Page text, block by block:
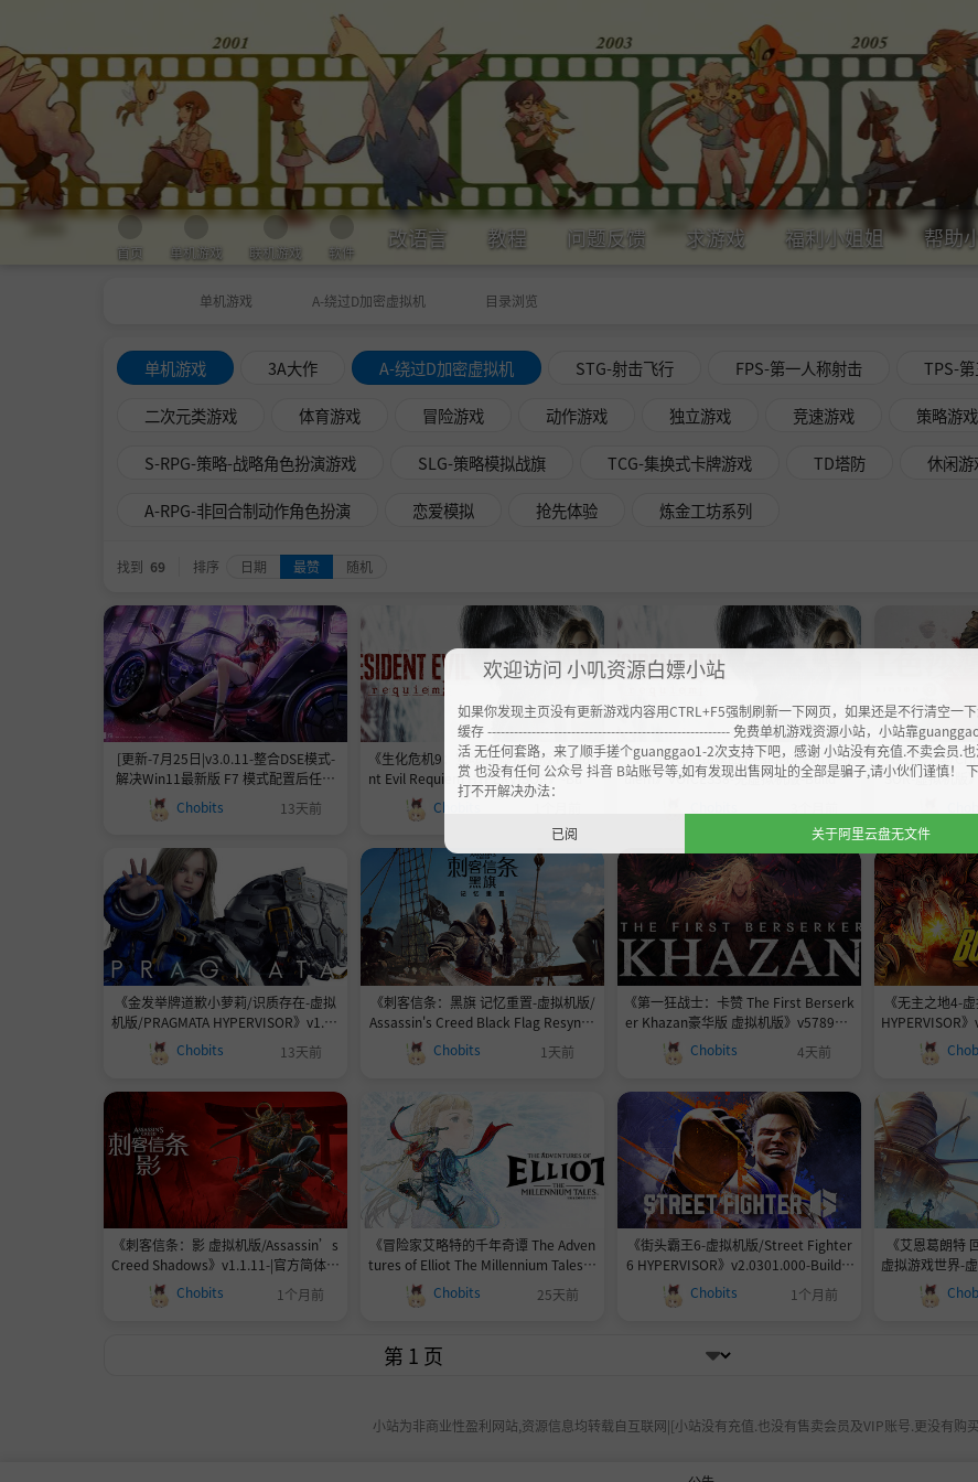
首页 单机游戏 联机游戏 软件
改语言 教程 问题反馈 求游戏 福利小姐姐 帮助
单机游戏 A-绕过D加密虚拟机 目录浏览
单机游戏 3A大作 A-绕过D加密虚拟机 STG-射击飞行 FPS-第一人称射击 TPS-
二次元类游戏 体育游戏 冒险游戏 动作游戏 独立游戏 竞速游戏 策略游戏
S-RPG-策略-战略角色扮演游戏 SLG-策略模拟战旗 TCG-集换式卡牌游戏 TD塔防 休闲游
A-RPG-非回合制动作角色扮演 恋爱模拟 抢先体验 炼金工坊系列
找到 69 排序 日期 最赞 随机
[更新-7月25日|v3.0.11-整合DSE模式-
解决Win11最新版 F7 模式配置后任然
无法进游戏的问题|安全注意事项！！
Chobits 13天前
《生化危机9：安魂曲-虚拟机版 Reside
nt Evil Requiem HYPERVISOR》-Build
23634047正式豪华版|官中免安装-简
Chobits
《生化危机9镇魂曲 Resident Evil Req
uiem》VOICES38-免虚拟机版-Build 22
GB
《红色沙漠/
SOR-虚拟机版
《金发举牌道歉小萝莉/识质存在-虚拟
机版/PRAGMATA HYPERVISOR》v1.22
0-Build 23443442|官方简体中文|支持
键盘.鼠标.手柄34.4GB
Chobits 13天前
《刺客信条：黑旗 记忆重置-虚拟机版/
Assassin's Creed Black Flag Resynce
d HYPERVISOR》v1.0.6-官中免安装-简
中66.08GB
Chobits 1天前
《第一狂战士：卡赞 The First Berserk
er Khazan豪华版 虚拟机版》v578945-
Build 24447756Build.20942690|虚拟
机版|官中免安装-简中52.89GB
Chobits 4天前
《无主之地4-
HYPERVISOR
整合全DLC|官
标.
《刺客信条：影 虚拟机版/Assassin’s
Creed Shadows》v1.1.11-|官方简体中
文|支持键盘.鼠标.手柄167GB
Chobits 1个月前
《冒险家艾略特的千年奇谭 The Adven
tures of Elliot The Millennium Tales》
v1.1.0-Build 24103039官中免安装-简
中17.35GB
Chobits 25天前
《街头霸王6-虚拟机版/Street Fighter
6 HYPERVISOR》v2.0301.000-Build 2
3395122|官方简体中文|支持键盘.鼠标.
手柄|容量103GB
Chobits 1个月前
《艾恩葛朗特
虚拟游戏世界-
rad
4051官中
小站为非商业性盈利网站,资源信息均转载自互联网|[小站没有充值.也没有售卖会员及VIP账号.更没有购
欢迎访问 小叽资源白嫖小站
如果你发现主页没有更新游戏内容用CTRL+F5强制刷新一下网页，如果还是不行清空一
缓存 ------------------------------------------------------- 免费单机游戏资源小站，小站靠
活 无任何套路，来了顺手搓个guanggao1-2次支持下吧，感谢 小站没有充值.不卖会员.
赏 也没有任何 公众号 抖音 B站账号等,如有发现出售网址的全部是骗子,请小伙们谨慎！
打不开解决办法：
已阅 关于阿里云盘无文件